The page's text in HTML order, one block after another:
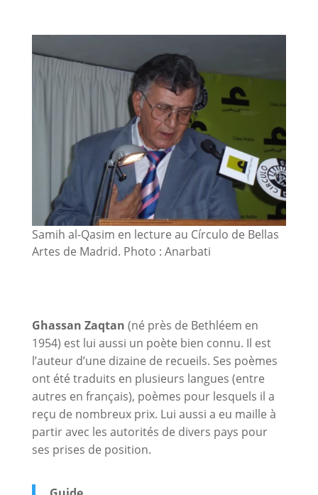
Samih al-Qasim en lecture au Círculo de Bellas
Artes de Madrid. Photo : Anarbati
Ghassan Zaqtan (né près de Bethléem en
1954) est lui aussi un poète bien connu. Il est
l’auteur d’une dizaine de recueils. Ses poèmes
ont été traduits en plusieurs langues (entre
autres en français), poèmes pour lesquels il a
reçu de nombreux prix. Lui aussi a eu maille à
partir avec les autorités de divers pays pour
ses prises de position.